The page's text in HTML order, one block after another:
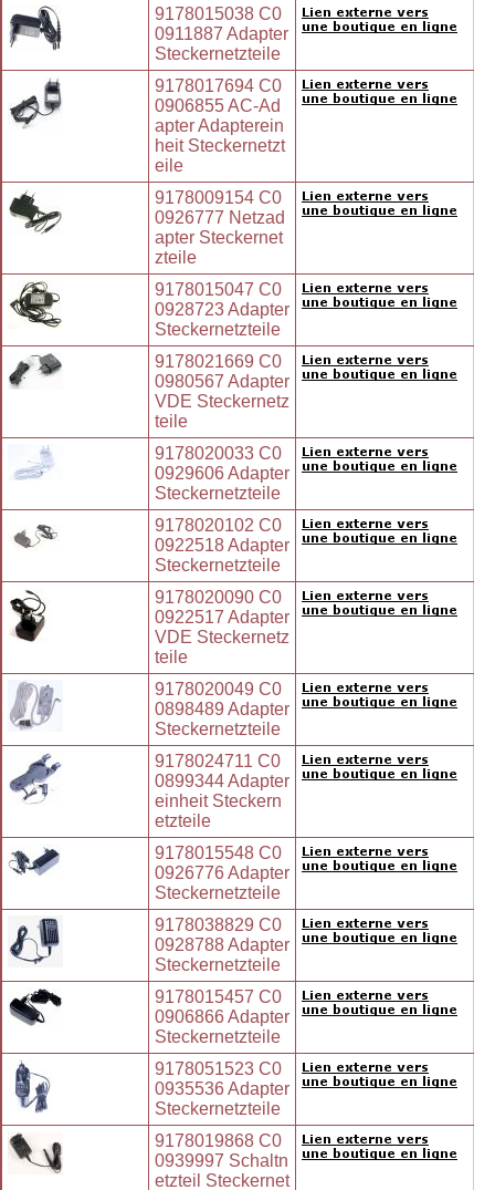
9178015038 C0
0911887 Adapter
Steckernetzteile
9178017694 C0
0906855 AC-Ad
apter Adapterein
heit Steckernetzt
eile
9178009154 C0
0926777 Netzad
apter Steckernet
zteile
9178015047 C0
0928723 Adapter
Steckernetzteile
9178021669 C0
0980567 Adapter
VDE Steckernetz
teile
9178020033 C0
0929606 Adapter
Steckernetzteile
9178020102 C0
0922518 Adapter
Steckernetzteile
9178020090 C0
0922517 Adapter
VDE Steckernetz
teile
9178020049 C0
0898489 Adapter
Steckernetzteile
9178024711 C0
0899344 Adapter
einheit Steckern
etzteile
9178015548 C0
0926776 Adapter
Steckernetzteile
9178038829 C0
0928788 Adapter
Steckernetzteile
9178015457 C0
0906866 Adapter
Steckernetzteile
9178051523 C0
0935536 Adapter
Steckernetzteile
9178019868 C0
0939997 Schaltn
etzteil Steckernet